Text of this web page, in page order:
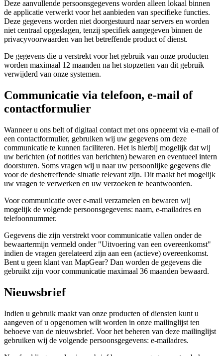
Deze aanvullende persoonsgegevens worden alleen lokaal binnen
de applicatie verwerkt voor het aanbieden van specifieke functies.
Deze gegevens worden niet doorgestuurd naar servers en worden
niet centraal opgeslagen, tenzij specifiek aangegeven binnen de
privacyvoorwaarden van het betreffende product of dienst.
De gegevens die u verstrekt voor het gebruik van onze producten
worden maximaal 12 maanden na het stopzetten van dit gebruik
verwijderd van onze systemen.
Communicatie via telefoon, e-mail of
contactformulier
Wanneer u ons belt of digitaal contact met ons opneemt via e-mail of
een contactformulier, gebruiken wij uw gegevens om deze
communicatie te kunnen faciliteren. Het is hierbij mogelijk dat wij
uw berichten (of notities van berichten) bewaren en eventueel intern
doorsturen. Soms vragen wij u naar uw persoonlijke gegevens die
voor de desbetreffende situatie relevant zijn. Dit maakt het mogelijk
uw vragen te verwerken en uw verzoeken te beantwoorden.
Voor communicatie over e-mail verzamelen en bewaren wij
mogelijk de volgende persoonsgegevens: naam, e-mailadres en
telefoonnummer.
Gegevens die zijn verstrekt voor communicatie vallen onder de
bewaartermijn vermeld onder "Uitvoering van een overeenkomst"
indien de vragen gerelateerd zijn aan een (actieve) overeenkomst.
Bent u geen klant van MapGear? Dan worden de gegevens die
gebruikt zijn voor communicatie maximaal 36 maanden bewaard.
Nieuwsbrief
Indien u gebruik maakt van onze producten of diensten kunt u
aangeven of u opgenomen wilt worden in onze mailinglijst ten
behoeve van de nieuwsbrief. Voor het beheren van deze mailinglijst
gebruiken wij de volgende persoonsgegevens: e-mailadres.